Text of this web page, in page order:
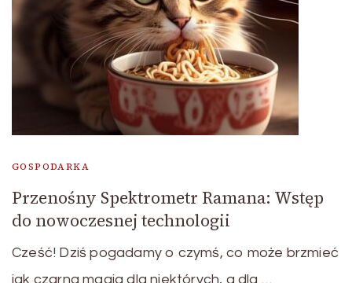
GOSPODARKA
Przenośny Spektrometr Ramana: Wstęp
do nowoczesnej technologii
Cześć! Dziś pogadamy o czymś, co może brzmieć
jak czarna magia dla niektórych, a dla …